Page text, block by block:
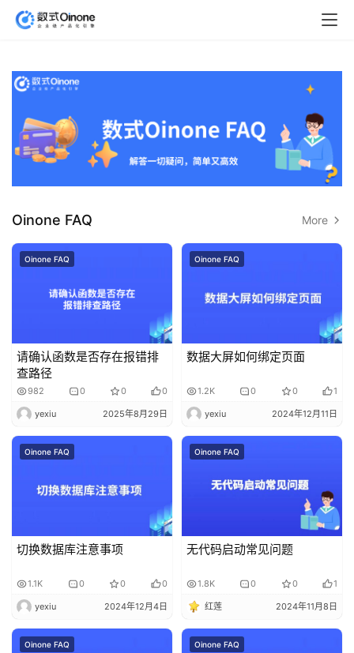
Oinone FAQ More
Oinone FAQ
请确认函数是否存在报错排
查路径
982 0 0 0
yexiu 2025年8月29日
Oinone FAQ
数据大屏如何绑定页面
1.2K 0 0 1
yexiu 2024年12月11日
Oinone FAQ
切换数据库注意事项
1.1K 0 0 0
yexiu 2024年12月4日
Oinone FAQ
无代码启动常见问题
1.8K 0 0 1
红莲 2024年11月8日
Oinone FAQ Oinone FAQ